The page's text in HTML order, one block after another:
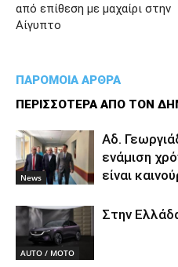
από επίθεση με μαχαίρι στην
Αίγυπτο
ΠΑΡΟΜΟΙΑ ΑΡΘΡΑ
ΠΕΡΙΣΣΟΤΕΡΑ ΑΠΟ ΤΟΝ
News
Αδ.
ενάμιση
είναι
AUTO / MOTO
Στην